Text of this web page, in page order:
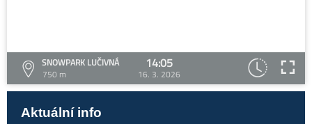
SNOWPARK LUČIVNÁ
750 m
14:05
16. 3. 2026
Aktuální info